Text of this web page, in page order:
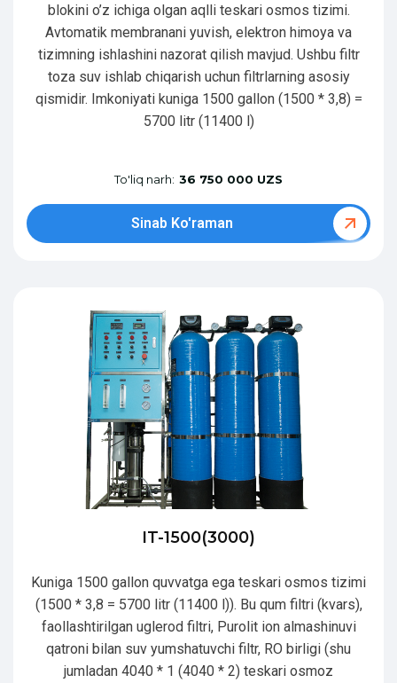
blokini o’z ichiga olgan aqlli teskari osmos tizimi.
Avtomatik membranani yuvish, elektron himoya va
tizimning ishlashini nazorat qilish mavjud. Ushbu filtr
toza suv ishlab chiqarish uchun filtrlarning asosiy
qismidir. Imkoniyati kuniga 1500 gallon (1500 * 3,8) =
5700 litr (11400 l)
To'liq narh: 36 750 000 UZS
Sinab Ko'raman
IT-1500(3000)
Kuniga 1500 gallon quvvatga ega teskari osmos tizimi
(1500 * 3,8 = 5700 litr (11400 l)). Bu qum filtri (kvars),
faollashtirilgan uglerod filtri, Purolit ion almashinuvi
qatroni bilan suv yumshatuvchi filtr, RO birligi (shu
jumladan 4040 * 1 (4040 * 2) teskari osmoz